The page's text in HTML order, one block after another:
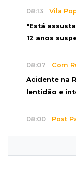
08:13 Vila
"Está
12 anos
08:07 Com
Acidente na
lentidão e
08:00 Post